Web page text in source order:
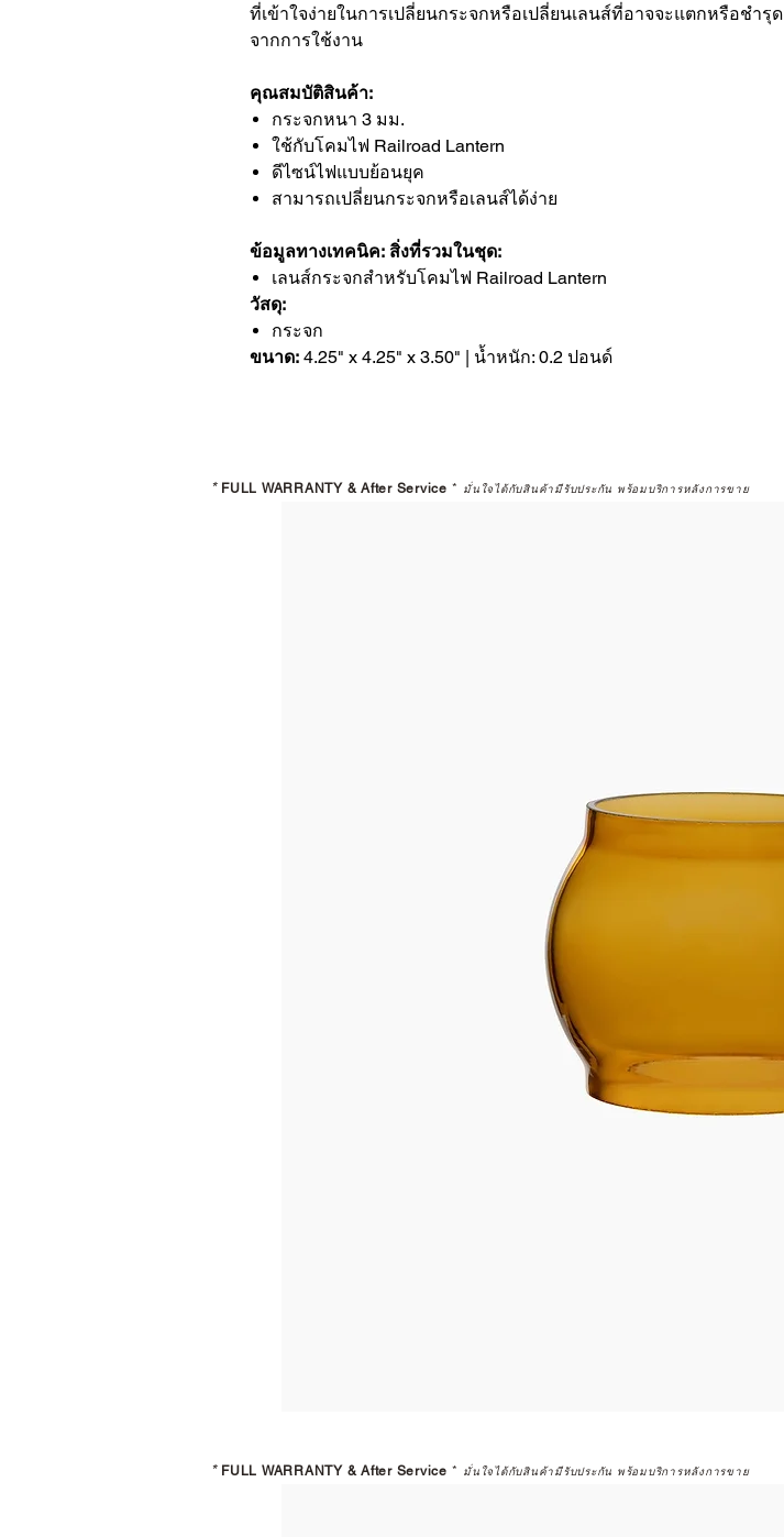
ที่เข้าใจง่ายในการเปลี่ยนกระจกหรือเปลี่ยนเลนส์ที่อาจจะแตกหรือชำรุด
จากการใช้งาน
คุณสมบัติสินค้า:
กระจกหนา 3 มม.
ใช้กับโคมไฟ Railroad Lantern
ดีไซน์ไฟแบบย้อนยุค
สามารถเปลี่ยนกระจกหรือเลนส์ได้ง่าย
ข้อมูลทางเทคนิค: สิ่งที่รวมในชุด:
เลนส์กระจกสำหรับโคมไฟ Railroad Lantern
วัสดุ:
กระจก
ขนาด: 4.25" x 4.25" x 3.50" | น้ำหนัก: 0.2 ปอนด์
* FULL WARRANTY & After Service * มั่นใจได้กับสินค้ามีรับประกัน พร้อมบริการหลังการขาย
* FULL WARRANTY & After Service * มั่นใจได้กับสินค้ามีรับประกัน พร้อมบริการหลังการขาย